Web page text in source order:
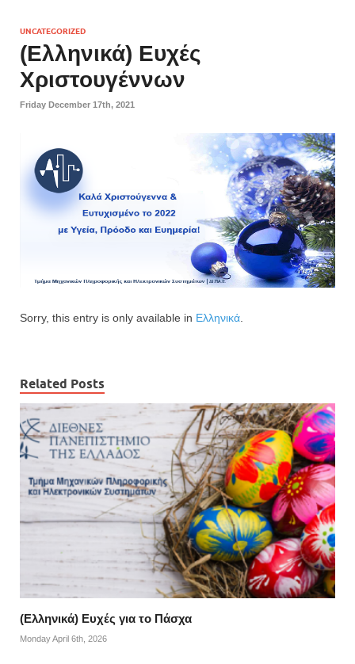
UNCATEGORIZED
(Ελληνικά) Ευχές
Χριστουγέννων
Friday December 17th, 2021
Sorry, this entry is only available in Ελληνικά
Related Posts
(Ελληνικά) Ευχές για το Πάσχα
Monday April 6th, 2026